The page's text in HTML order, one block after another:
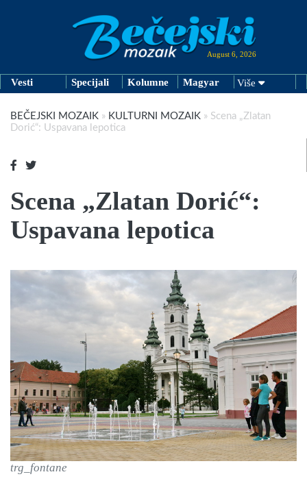
August 6, 2026
Vesti Specijali Kolumne Magyar Više
BEČEJSKI MOZAIK » KULTURNI MOZAIK » Scena „Zlatan
Dorić“: Uspavana lepotica
Scena „Zlatan Dorić“:
Uspavana lepotica
trg_fontane